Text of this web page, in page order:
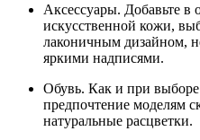
Аксессуары. Добавьте в
искусственной кожи,
лаконичным дизайном,
яркими надписями.
Обувь. Как и при выборе
предпочтение моделям
натуральные расцветки.